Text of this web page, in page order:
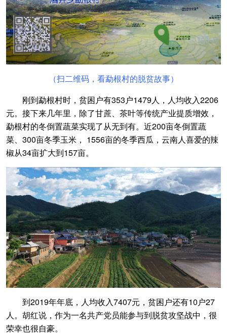
（扫二维码，看勐根村的脱贫故事）
刚到勐根村时，贫困户有353户1479人，人均收入2206
元。接下来几年里，除了甘蔗、茶叶等传统产业提质增效，
勐根村的冬倒置蔬菜实现了从无到有。近200亩冬倒置蔬
菜、300亩冬季玉米， 1556亩的冬季西瓜，云南人喜爱的辣
椒从34亩扩大到157亩。
到2019年年底，人均收入7407元，贫困户还有10户27
人。胡红说，作为一名共产党员能参与到脱贫攻坚战中，很
荣幸也很自豪。